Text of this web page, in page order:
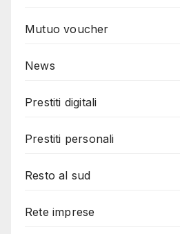
Mutuo voucher
News
Prestiti digitali
Prestiti personali
Resto al sud
Rete imprese